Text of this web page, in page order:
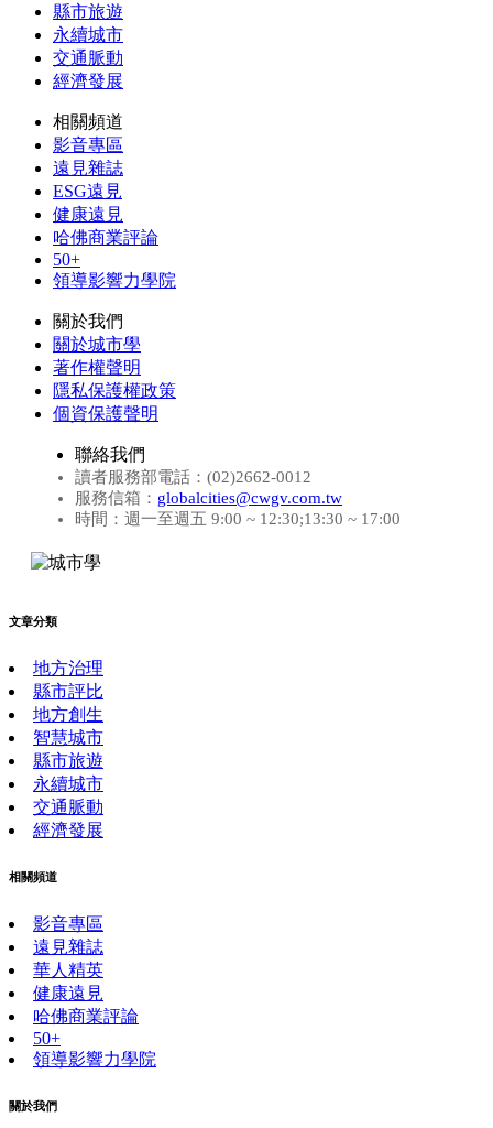
縣市旅遊
永續城市
交通脈動
經濟發展
相關頻道
影音專區
遠見雜誌
ESG遠見
健康遠見
哈佛商業評論
50+
領導影響力學院
關於我們
關於城市學
著作權聲明
隱私保護權政策
個資保護聲明
聯絡我們
讀者服務部電話：(02)2662-0012
服務信箱： globalcities@cwgv.com.tw
時間：週一至週五 9:00 ~ 12:30;13:30 ~ 17:00
文章分類
地方治理
縣市評比
地方創生
智慧城市
縣市旅遊
永續城市
交通脈動
經濟發展
相關頻道
影音專區
遠見雜誌
華人精英
健康遠見
哈佛商業評論
50+
領導影響力學院
關於我們